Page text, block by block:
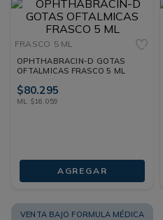
FRASCO 5 ML
OPHTHABRACIN-D GOTAS
OFTALMICAS FRASCO 5 ML
$80.295
ML $16 059
AGREGAR
VENTA BAJO FORMULA MÉDICA